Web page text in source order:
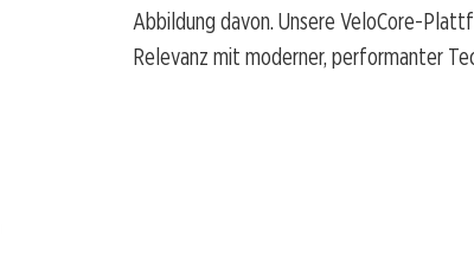
Abbildung davon. Unsere VeloCore-
Relevanz mit moderner, performanter